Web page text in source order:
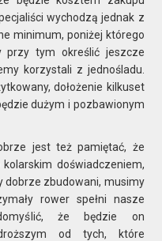
wychodzą jednak z
minimum, poniżej którego
przy tym określić jeszcze
korzystali z jednośladu.
dołożenie kilkuset
dużym i pozbawionym
jest też pamiętać, że
doświadczeniem,
dobrze zbudowani, musimy
rower spełni nasze
że będzie on
od tych, które